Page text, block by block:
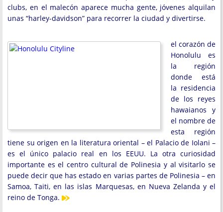
clubs, en el malecón aparece mucha gente, jóvenes alquilan
unas “harley-davidson” para recorrer la ciudad y divertirse.
el corazón de
Honolulu es
la región
donde está
la residencia
de los reyes
hawaianos y
el nombre de
esta región
tiene su origen en la literatura oriental – el Palacio de Iolani –
es el único palacio real en los EEUU. La otra curiosidad
importante es el centro cultural de Polinesia y al visitarlo se
puede decir que has estado en varias partes de Polinesia – en
Samoa, Taiti, en las islas Marquesas, en Nueva Zelanda y el
reino de Tonga.